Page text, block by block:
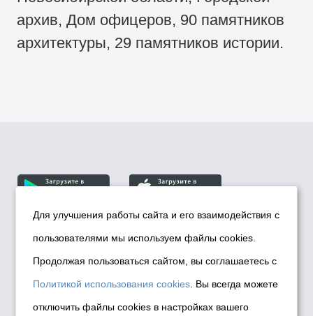
архив, Дом офицеров, 90 памятников
архитектуры, 29 памятников истории.
© Департамент информационной политики мэрии
города Новосибирска, 2026
Политика использования Cookies
Политика по обработке персональных
Для улучшения работы сайта и его взаимодействия с
пользователями мы используем файлы cookies.
Продолжая пользоваться сайтом, вы соглашаетесь с
Политикой использования cookies . Вы всегда можете
отключить файлы cookies в настройках вашего